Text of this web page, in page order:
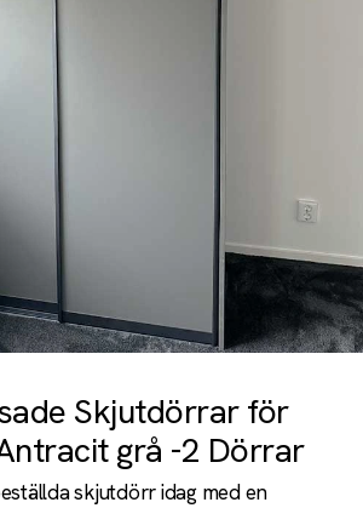
Skjutdörrar för
grå -2 Dörrar
skjutdörr idag med en